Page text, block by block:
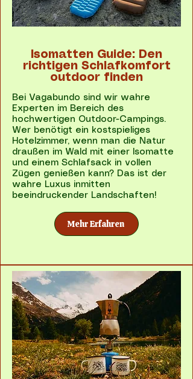
Isomatten Guide: Den
richtigen Schlafkomfort
outdoor finden
Bei Vagabundo sind wir wahre
Experten im Bereich des
hochwertigen Outdoor-Campings.
Wer benötigt ein kostspieliges
Hotelzimmer, wenn man die Natur
draußen im Wald mit einer Isomatte
und einem Schlafsack in vollen
Zügen genießen kann? Das ist der
wahre Luxus inmitten
beeindruckender Landschaften!
Mehr Erfahren